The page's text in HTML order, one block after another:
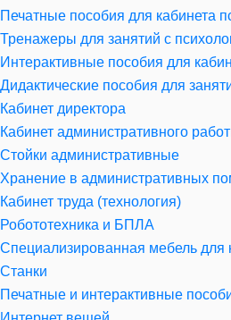
Печатные пособия для кабинета
Тренажеры для занятий с
Интерактивные пособия для
Дидактические пособия для
Кабинет директора
Кабинет административного
Стойки административные
Хранение в административных
Кабинет труда (технология)
Робототехника и БПЛА
Специализированная мебель для
Станки
Печатные и интерактивные